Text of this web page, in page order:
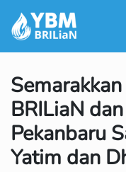
BRILiaN
Pekanbaru
Yatim dan